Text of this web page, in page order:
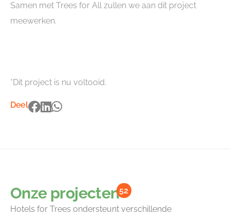
Samen met Trees for All zullen we aan dit project
meewerken.
*Dit project is nu voltooid.
Deel
Onze projecten52
Hotels for Trees ondersteunt verschillende